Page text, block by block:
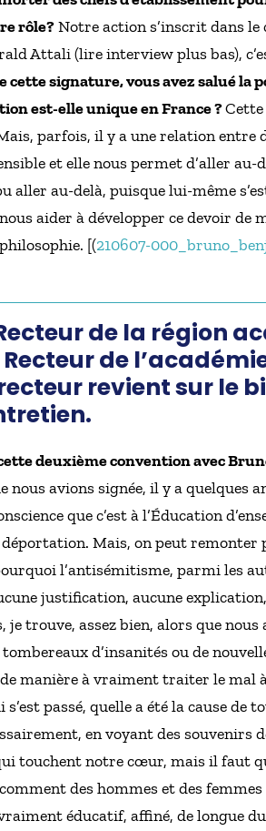
rôle?Notre action s’inscrit dans
Attali (lire interview plus bas),
cette signature, vous avez salué la
est-elle unique en France ?
parfois, il y a une relation
et elle nous permet d’aller au-
aller au-delà, puisque lui-même
aider à développer ce devoir de
[(210607-
de la région
de
revient sur le
deuxième convention avec
avions signée, il y a quelques
que c’est à l’Éducation
Mais, on peut remonter
l’antisémitisme, parmi les
justification, aucune
trouve, assez bien, alors que
d’insanités ou de
manière à vraiment traiter le mal
passé, quelle a été la cause de
en voyant des souvenirs
touchent notre cœur, mais il faut
des hommes et des
éducatif, affiné, de longue